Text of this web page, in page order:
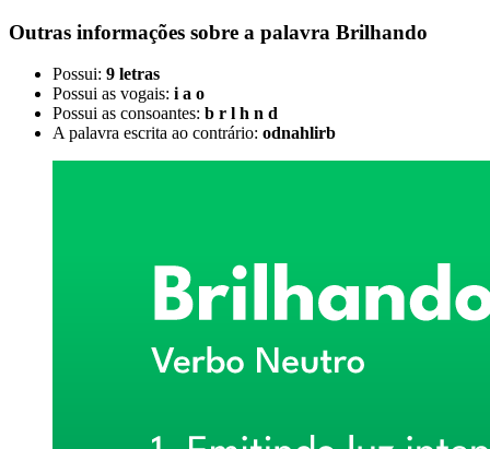
Outras informações sobre a palavra Brilhando
Possui: 9 letras
Possui as vogais: i a o
Possui as consoantes: b r l h n d
A palavra escrita ao contrário: odnahlirb